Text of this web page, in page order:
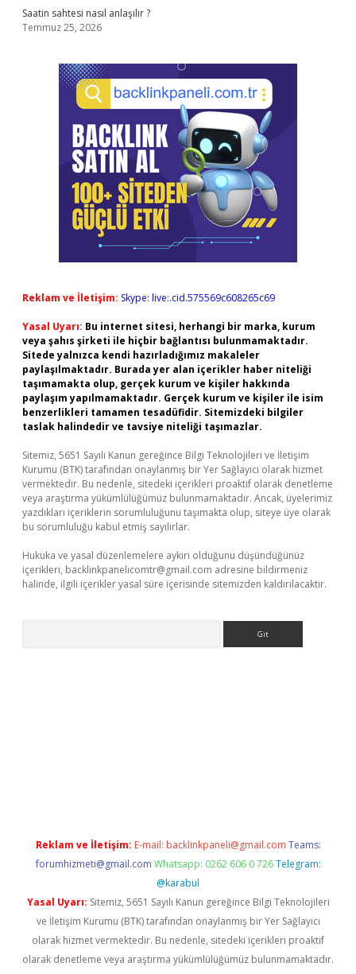
Saatin sahtesi nasıl anlaşılır ?
Temmuz 25, 2026
Reklam ve İletişim: Skype: live:.cid.575569c608265c69
Yasal Uyarı: Bu internet sitesi, herhangi bir marka, kurum
veya şahıs şirketi ile hiçbir bağlantısı bulunmamaktadır.
Sitede yalnızca kendi hazırladığımız makaleler
paylaşılmaktadır. Burada yer alan içerikler haber niteliği
taşımamakta olup, gerçek kurum ve kişiler hakkında
paylaşım yapılmamaktadır. Gerçek kurum ve kişiler ile isim
benzerlikleri tamamen tesadüfidir. Sitemizdeki bilgiler
taslak halindedir ve tavsiye niteliği taşımazlar.
Sitemiz, 5651 Sayılı Kanun gereğince Bilgi Teknolojileri ve İletişim
Kurumu (BTK) tarafından onaylanmış bir Yer Sağlayıcı olarak hizmet
vermektedir. Bu nedenle, sitedeki içerikleri proaktif olarak denetleme
veya araştırma yükümlülüğümüz bulunmamaktadır. Ancak, üyelerimiz
yazdıkları içeriklerin sorumluluğunu taşımakta olup, siteye üye olarak
bu sorumluluğu kabul etmiş sayılırlar.
Hukuka ve yasal düzenlemelere aykırı olduğunu düşündüğünüz
içerikleri, backlinkpanelicomtr@gmail.com adresine bildirmeniz
halinde, ilgili içerikler yasal süre içerisinde sitemizden kaldırılacaktır.
Reklam ve İletişim: E-mail: backlinkpaneli@gmail.com Teams:
forumhizmeti@gmail.com Whatsapp: 0262 606 0 726 Telegram:
@karabul
Yasal Uyarı: Sitemiz, 5651 Sayılı Kanun gereğince Bilgi Teknolojileri
ve İletişim Kurumu (BTK) tarafından onaylanmış bir Yer Sağlayıcı
olarak hizmet vermektedir. Bu nedenle, sitedeki içerikleri proaktif
olarak denetleme veya araştırma yükümlülüğümüz bulunmamaktadır.